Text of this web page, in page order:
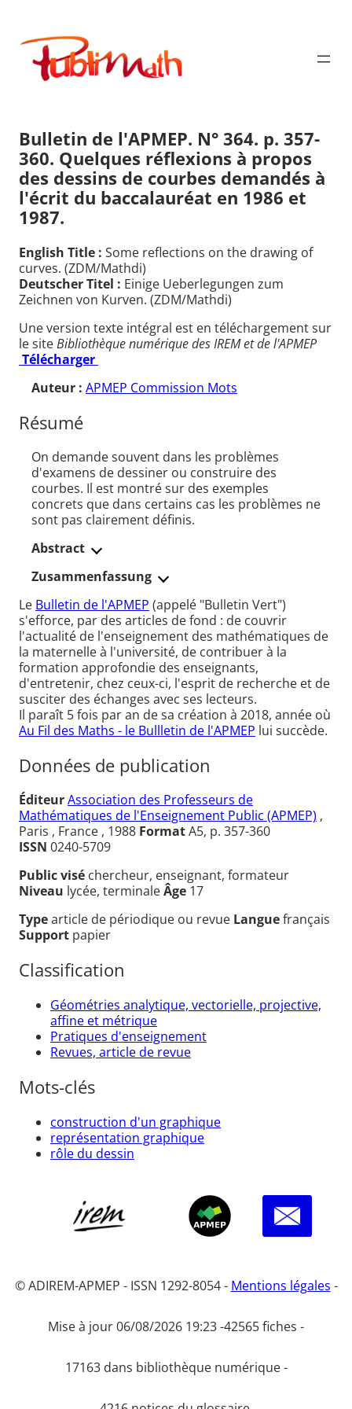
contenu
Publimath
Bulletin de l'APMEP. N° 364. p. 357-
360. Quelques réflexions à propos
des dessins de courbes demandés à
l'écrit du baccalauréat en 1986 et
1987.
English Title : Some reflections on the drawing of
curves. (ZDM/Mathdi)
Deutscher Titel : Einige Ueberlegungen zum
Zeichnen von Kurven. (ZDM/Mathdi)
Une version texte intégral est en téléchargement sur
le siteBibliothèque numérique des IREM et de l'APMEP
Télécharger
Auteur : APMEP Commission Mots
Résumé
On demande souvent dans les problèmes
d'examens de dessiner ou construire des
courbes. Il est montré sur des exemples
concrets que dans certains cas les problèmes ne
sont pas clairement définis.
Abstract
Zusammenfassung
Le Bulletin de l'APMEP (appelé "Bulletin Vert")
s'efforce, par des articles de fond : de couvrir
l'actualité de l'enseignement des mathématiques de
la maternelle à l'université, de contribuer à la
formation approfondie des enseignants,
d'entretenir, chez ceux-ci, l'esprit de recherche et de
susciter des échanges avec ses lecteurs.
Il paraît 5 fois par an de sa création à 2018, année où
Au Fil des Maths - le Bullletin de l'APMEP lui succède.
Données de publication
ÉditeurAssociation des Professeurs de
Mathématiques de l'Enseignement Public (APMEP) ,
Paris , France , 1988 FormatA5, p. 357-360
ISSN 0240-5709
Public visé chercheur, enseignant, formateur
Niveau lycée, terminaleÂge 17
Typearticle de périodique ou revue Languefrançais
Support papier
Classification
Géométries analytique, vectorielle, projective,
affine et métrique
Pratiques d'enseignement
Revues, article de revue
Mots-clés
construction d'un graphique
représentation graphique
rôle du dessin
© ADIREM-APMEP - ISSN 1292-8054 - Mentions légales -
Mise à jour 06/08/2026 19:23 -42565 fiches -
17163 dans bibliothèque numérique -